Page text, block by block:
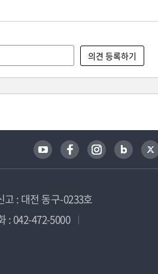
고 : 대전 동구-0233호
: 042-472-5000